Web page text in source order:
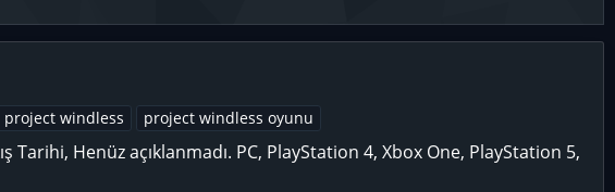
project windless project windless oyunu
Henüz açıklanmadı. PC, PlayStation 4, Xbox One, PlayStation 5,